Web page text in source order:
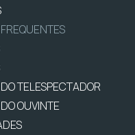
TELESPECTADOR
OUVINTE